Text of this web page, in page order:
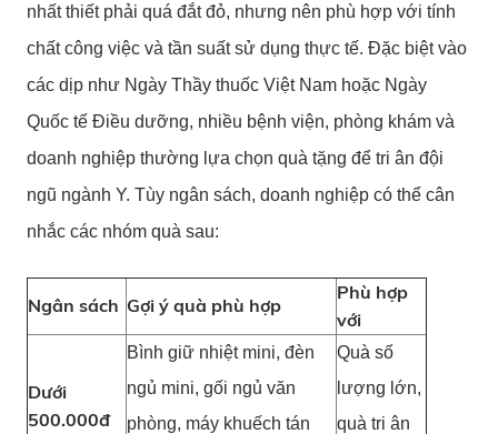
nhất thiết phải quá đắt đỏ, nhưng nên phù hợp với tính
chất công việc và tần suất sử dụng thực tế. Đặc biệt vào
các dịp như Ngày Thầy thuốc Việt Nam hoặc Ngày
Quốc tế Điều dưỡng, nhiều bệnh viện, phòng khám và
doanh nghiệp thường lựa chọn quà tặng để tri ân đội
ngũ ngành Y. Tùy ngân sách, doanh nghiệp có thể cân
nhắc các nhóm quà sau:
Ngân sách Gợi ý quà phù hợp
Phù hợp
với
Dưới
500.000đ
Bình giữ nhiệt mini, đèn
ngủ mini, gối ngủ văn
phòng, máy khuếch tán
Quà số
lượng lớn,
quà tri ân